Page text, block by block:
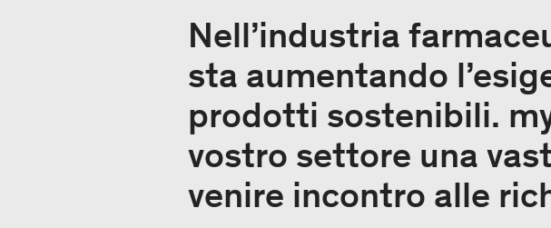
Nell’industria
sta aumentando
prodotti sostenibili.
vostro settore una
venire incontro alle